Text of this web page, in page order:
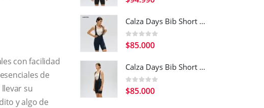
con facilidad
de
su
y algo de
Calza Days Bib Short Navy Blue Women
0 out of 5
$85.000
Calza Days Bib Short Black Women
0 out of 5
$85.000